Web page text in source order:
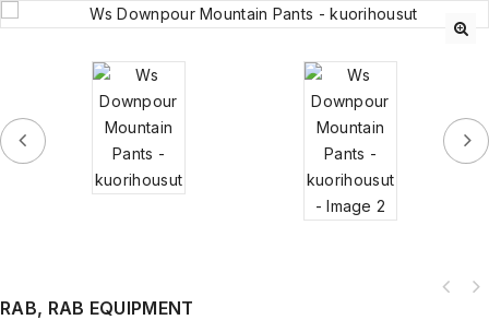
RAB, RAB EQUIPMENT